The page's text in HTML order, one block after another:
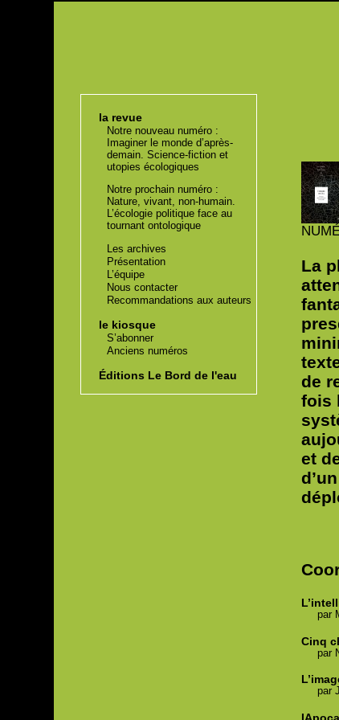
la revue
Notre nouveau numéro :
Imaginer le monde d’après-
demain. Science-fiction et
utopies écologiques
Notre prochain numéro :
Nature, vivant, non-humain.
L’écologie politique face au
tournant ontologique
Les archives
Présentation
L’équipe
Nous contacter
Recommandations aux auteurs
le kiosque
S’abonner
Anciens numéros
Éditions Le Bord de l'eau
La
de
fois
et
par
Cinq
par
par